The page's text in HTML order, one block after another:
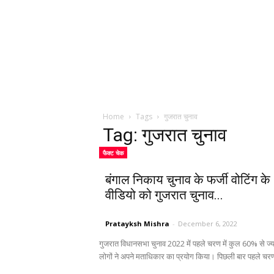
Home Tags गुजरात चुनाव
Tag: गुजरात चुनाव
फैक्ट चेक
बंगाल निकाय चुनाव के फर्जी वोटिंग के
वीडियो को गुजरात चुनाव...
Pratayksh Mishra - December 6, 2022
गुजरात विधानसभा चुनाव 2022 में पहले चरण में कुल 60% से
लोगों ने अपने मताधिकार का प्रयोग किया। पिछली बार पहले